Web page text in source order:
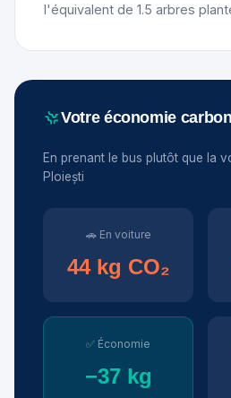
l'équivalent de 1.5 arbres
Votre économie
En prenant le bus plutôt que la
Ploiești
🚗 En voiture
44 kg CO₂
✅ Économie
−37 kg